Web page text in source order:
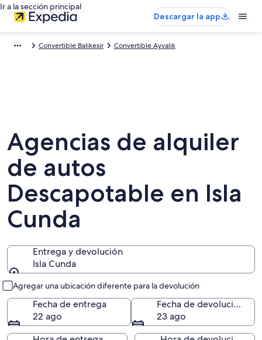
Ir a la sección principal
Descargar la app
Convertible Balikesir Convertible Ayvalik
Agencias de alquiler
de autos
Descapotable en Isla
Cunda
Entrega y devolución
Isla Cunda
Agregar una ubicación diferente para la devolución
Fecha de entrega
22 ago
Fecha de devolución
23 ago